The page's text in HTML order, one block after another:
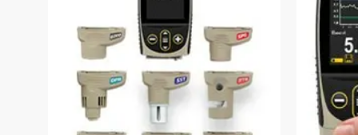
geçici
değillerdir.
Bu tür